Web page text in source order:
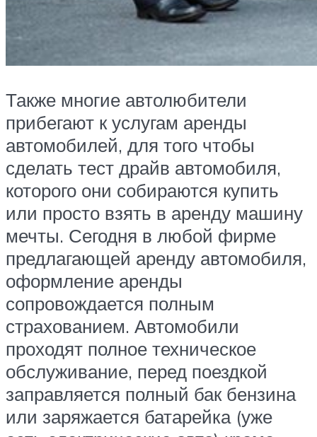
Также многие автолюбители
прибегают к услугам аренды
автомобилей, для того чтобы
сделать тест драйв автомобиля,
которого они собираются купить
или просто взять в аренду машину
мечты. Сегодня в любой фирме
предлагающей аренду автомобиля,
оформление аренды
сопровождается полным
страхованием. Автомобили
проходят полное техническое
обслуживание, перед поездкой
заправляется полный бак бензина
или заряжается батарейка (уже